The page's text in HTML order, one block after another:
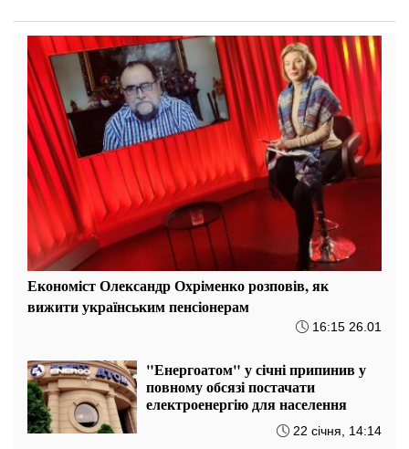
Економіст Олександр Охріменко розповів, як
вижити українським пенсіонерам
16:15 26.01
"Енергоатом" у січні припинив у
повному обсязі постачати
електроенергію для населення
22 січня, 14:14